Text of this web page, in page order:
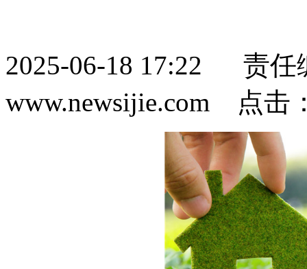
2025-06-18 17:22 责
www.newsijie.com 点击